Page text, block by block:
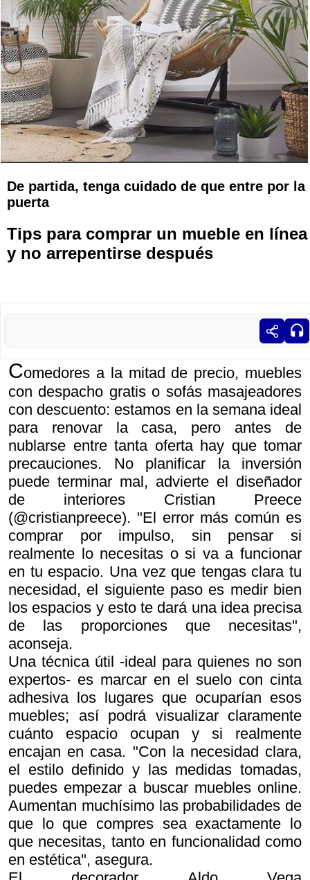
De partida, tenga cuidado de que entre por la
puerta
Tips para comprar un mueble en línea
y no arrepentirse después
Comedores a la mitad de precio, muebles
con despacho gratis o sofás masajeadores
con descuento: estamos en la semana ideal
para renovar la casa, pero antes de
nublarse entre tanta oferta hay que tomar
precauciones. No planificar la inversión
puede terminar mal, advierte el diseñador
de interiores Cristian Preece
(@cristianpreece). "El error más común es
comprar por impulso, sin pensar si
realmente lo necesitas o si va a funcionar
en tu espacio. Una vez que tengas clara tu
necesidad, el siguiente paso es medir bien
los espacios y esto te dará una idea precisa
de las proporciones que necesitas",
aconseja.
Una técnica útil -ideal para quienes no son
expertos- es marcar en el suelo con cinta
adhesiva los lugares que ocuparían esos
muebles; así podrá visualizar claramente
cuánto espacio ocupan y si realmente
encajan en casa. "Con la necesidad clara,
el estilo definido y las medidas tomadas,
puedes empezar a buscar muebles online.
Aumentan muchísimo las probabilidades de
que lo que compres sea exactamente lo
que necesitas, tanto en funcionalidad como
en estética", asegura.